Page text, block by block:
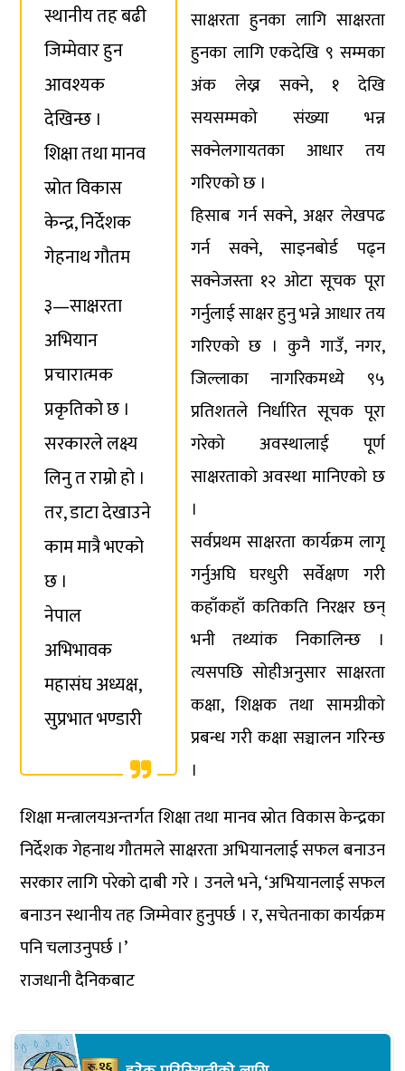
स्थानीय तह बढी
जिम्मेवार हुन
आवश्यक
देखिन्छ ।
शिक्षा तथा मानव
स्रोत विकास
केन्द्र, निर्देशक
गेहनाथ गौतम
३—साक्षरता
अभियान
प्रचारात्मक
प्रकृतिको छ ।
सरकारले लक्ष्य
लिनु त राम्रो हो ।
तर, डाटा देखाउने
काम मात्रै भएको
छ ।
नेपाल
अभिभावक
महासंघ अध्यक्ष,
सुप्रभात भण्डारी
साक्षरता हुनका लागि साक्षरता
हुनका लागि एकदेखि ९ सम्मका
अंक लेख्न सक्ने, १ देखि
सयसम्मको संख्या भन्न
सक्नेलगायतका आधार तय
गरिएको छ ।
हिसाब गर्न सक्ने, अक्षर लेखपढ
गर्न सक्ने, साइनबोर्ड पढ्न
सक्नेजस्ता १२ ओटा सूचक पूरा
गर्नुलाई साक्षर हुनु भन्ने आधार तय
गरिएको छ । कुनै गाउँ, नगर,
जिल्लाका नागरिकमध्ये ९५
प्रतिशतले निर्धारित सूचक पूरा
गरेको अवस्थालाई पूर्ण
साक्षरताको अवस्था मानिएको छ
।
सर्वप्रथम साक्षरता कार्यक्रम लागू
गर्नुअघि घरधुरी सर्वेक्षण गरी
कहाँकहाँ कतिकति निरक्षर छन्
भनी तथ्यांक निकालिन्छ ।
त्यसपछि सोहीअनुसार साक्षरता
कक्षा, शिक्षक तथा सामग्रीको
प्रबन्ध गरी कक्षा सञ्चालन गरिन्छ
।
शिक्षा मन्त्रालयअन्तर्गत शिक्षा तथा मानव स्रोत विकास केन्द्रका
निर्देशक गेहनाथ गौतमले साक्षरता अभियानलाई सफल बनाउन
सरकार लागि परेको दाबी गरे । उनले भने, ‘अभियानलाई सफल
बनाउन स्थानीय तह जिम्मेवार हुनुपर्छ । र, सचेतनाका कार्यक्रम
पनि चलाउनुपर्छ ।’
राजधानी दैनिकबाट